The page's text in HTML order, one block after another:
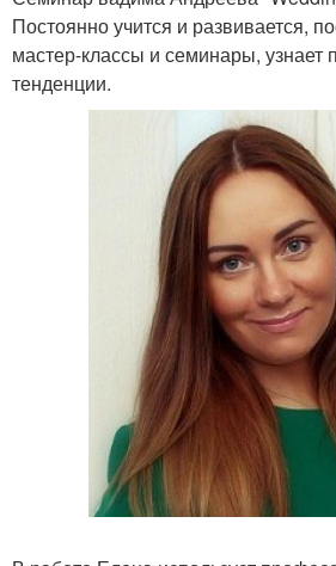
Постоянно учится и развивается,
мастер-классы и семинары, узнает
тенденции.